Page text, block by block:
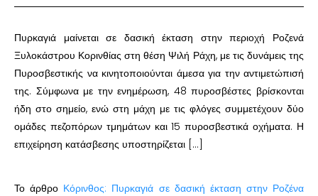
Πυρκαγιά μαίνεται σε δασική έκταση στην περιοχή Ροζενά
Ξυλοκάστρου Κορινθίας στη θέση Ψιλή Ράχη, με τις δυνάμεις της
Πυροσβεστικής να κινητοποιούνται άμεσα για την αντιμετώπισή
της. Σύμφωνα με την ενημέρωση, 48 πυροσβέστες βρίσκονται
ήδη στο σημείο, ενώ στη μάχη με τις φλόγες συμμετέχουν δύο
ομάδες πεζοπόρων τμημάτων και 15 πυροσβεστικά οχήματα. Η
επιχείρηση κατάσβεσης υποστηρίζεται […]
Το άρθρο Κόρινθος: Πυρκαγιά σε δασική έκταση στην Ροζένα